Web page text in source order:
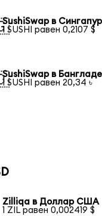
SushiSwap в
1 SUSHI равен 0,2107 $
SushiSwap в
1 SUSHI равен 20,34 ৳
Zilliqa в Доллар США
1 ZIL равен 0,002419 $